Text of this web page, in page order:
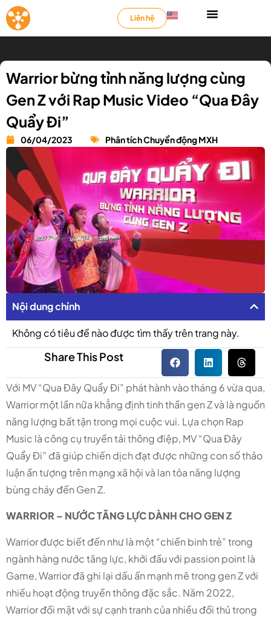
Liên hệ
Warrior bừng tỉnh năng lượng cùng
Gen Z với Rap Music Video “Qua Đây
Quẩy Đi”
06/04/2023 Phân tích Chuyển động MXH
Nội dung chính
Không có tiêu đề nào được tìm thấy trên trang này.
Share This Post
Với MV “Qua Đây Quẩy Đi” phát hành vào tháng 6 vừa qua,
Warrior một lần nữa khẳng định tinh thần gen Z và là nguồn
năng lượng bất tận trong mọi cuộc vui. Lựa chọn Rap
Music là công cụ truyền tải thông điệp, MV “Qua Đây
Quẩy Đi” đã giúp chiến dịch đạt được những con số thảo
luận ấn tượng trên mạng xã hội và lan tỏa năng lượng
bùng cháy đến Gen Z.
WARRIOR – NƯỚC TĂNG LỰC DÀNH CHO GEN Z
Warrior được biết đến như là một “chiến binh trẻ” trong
ngành hàng nước tăng lực, khởi đầu với passion point là
Game, Warrior đã ghi lại dấu ấn mạnh mẽ trong gen Z với
nhiều hoạt động truyền thông đặc sắc. Năm 2022,
Warrior đối mặt với sự cạnh tranh của nhiều đối thủ trong